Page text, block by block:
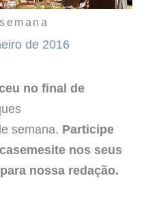
de 2016
no final de
semana. Participe
nos seus
nossa redação.